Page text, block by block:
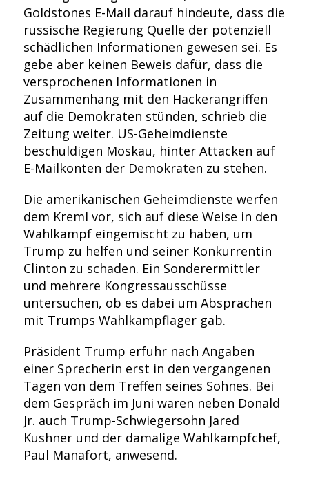
Goldstones E-Mail darauf hindeute, dass die
russische Regierung Quelle der potenziell
schädlichen Informationen gewesen sei. Es
gebe aber keinen Beweis dafür, dass die
versprochenen Informationen in
Zusammenhang mit den Hackerangriffen
auf die Demokraten stünden, schrieb die
Zeitung weiter. US-Geheimdienste
beschuldigen Moskau, hinter Attacken auf
E-Mailkonten der Demokraten zu stehen.
Die amerikanischen Geheimdienste werfen
dem Kreml vor, sich auf diese Weise in den
Wahlkampf eingemischt zu haben, um
Trump zu helfen und seiner Konkurrentin
Clinton zu schaden. Ein Sonderermittler
und mehrere Kongressausschüsse
untersuchen, ob es dabei um Absprachen
mit Trumps Wahlkampflager gab.
Präsident Trump erfuhr nach Angaben
einer Sprecherin erst in den vergangenen
Tagen von dem Treffen seines Sohnes. Bei
dem Gespräch im Juni waren neben Donald
Jr. auch Trump-Schwiegersohn Jared
Kushner und der damalige Wahlkampfchef,
Paul Manafort, anwesend.